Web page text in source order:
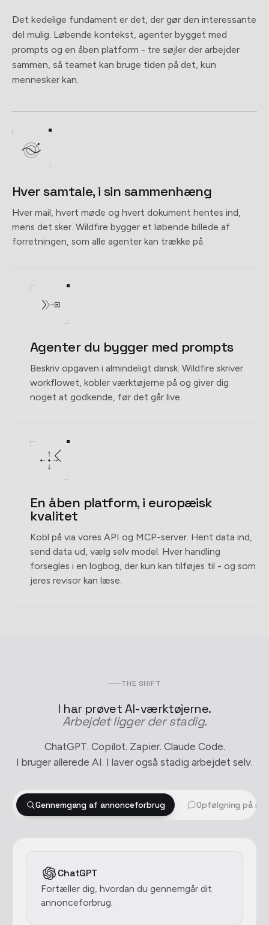
Det kedelige fundament er det, der gør den interessante
del mulig. Løbende kontekst, agenter bygget med
prompts og en åben platform - tre søjler der arbejder
sammen, så teamet kan bruge tiden på det, kun
mennesker kan.
Hver samtale, i sin sammenhæng
Hver mail, hvert møde og hvert dokument hentes ind,
mens det sker. Wildfire bygger et løbende billede af
forretningen, som alle agenter kan trække på.
Agenter du bygger med prompts
Beskriv opgaven i almindeligt dansk. Wildfire skriver
workflowet, kobler værktøjerne på og giver dig
noget at godkende, før det går live.
En åben platform, i europæisk
kvalitet
Kobl på via vores API og MCP-server. Hent data ind,
send data ud, vælg selv model. Hver handling
forsegles i en logbog, der kun kan tilføjes til - og som
jeres revisor kan læse.
THE SHIFT
I har prøvet AI-værktøjerne.
Arbejdet ligger der stadig.
ChatGPT. Copilot. Zapier. Claude Code.
I bruger allerede AI. I laver også stadig arbejdet selv.
Gennemgang af annonceforbrug Opfølgning på
ChatGPT
Fortæller dig, hvordan du gennemgår dit
annonceforbrug.